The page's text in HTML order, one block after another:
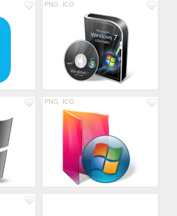
PNG ICO
PNG ICO